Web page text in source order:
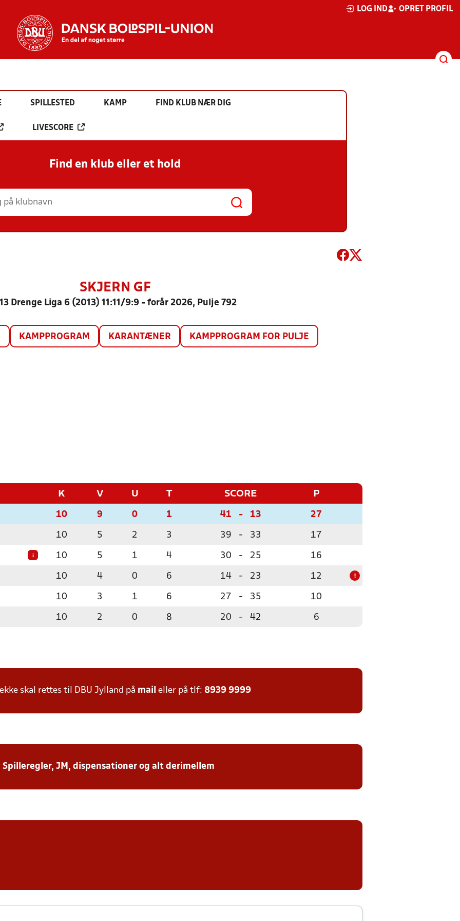
LOG IND OPRET PROFIL
SPILLESTED KAMP FIND KLUB NÆR DIG
LIVESCORE
Find en klub eller et hold
SKJERN GF
Drenge Liga 6 (2013) 11:11/9:9 - forår 2026, Pulje 792
KAMPPROGRAM KARANTÆNER KAMPPROGRAM FOR PULJE
K V U T SCORE P
10 9 0 1 41 - 13 27
10 5 2 3 39 - 33 17
i 10 5 1 4 30 - 25 16
10 4 0 6 14 - 23 12 !
10 3 1 6 27 - 35 10
10 2 0 8 20 - 42 6
skal rettes til DBU Jylland på mail eller på tlf: 8939 9999
JM, dispensationer og alt derimellem